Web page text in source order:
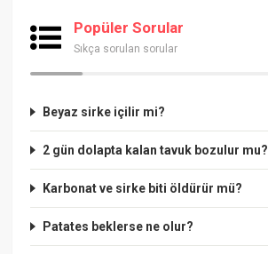
Popüler Sorular
Sıkça sorulan sorular
Beyaz sirke içilir mi?
2 gün dolapta kalan tavuk bozulur mu?
Karbonat ve sirke biti öldürür mü?
Patates beklerse ne olur?